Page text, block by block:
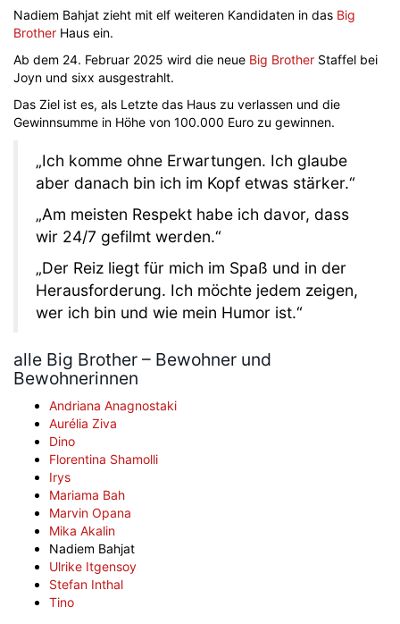
Nadiem Bahjat zieht mit elf weiteren Kandidaten in das Big
Brother Haus ein.
Ab dem 24. Februar 2025 wird die neue Big Brother Staffel bei
Joyn und sixx ausgestrahlt.
Das Ziel ist es, als Letzte das Haus zu verlassen und die
Gewinnsumme in Höhe von 100.000 Euro zu gewinnen.
„Ich komme ohne Erwartungen. Ich glaube
aber danach bin ich im Kopf etwas stärker.“
„Am meisten Respekt habe ich davor, dass
wir 24/7 gefilmt werden.“
„Der Reiz liegt für mich im Spaß und in der
Herausforderung. Ich möchte jedem zeigen,
wer ich bin und wie mein Humor ist.“
alle Big Brother – Bewohner und
Bewohnerinnen
Andriana Anagnostaki
Aurélia Ziva
Dino
Florentina Shamolli
Irys
Mariama Bah
Marvin Opana
Mika Akalin
Nadiem Bahjat
Ulrike Itgensoy
Stefan Inthal
Tino